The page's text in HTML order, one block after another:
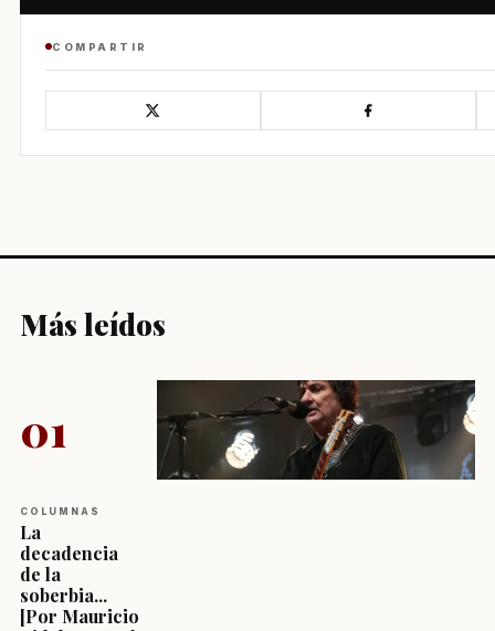
COMPARTIR
Más leídos
01
COLUMNAS
La
decadencia
de la
soberbia...
[Por Mauricio